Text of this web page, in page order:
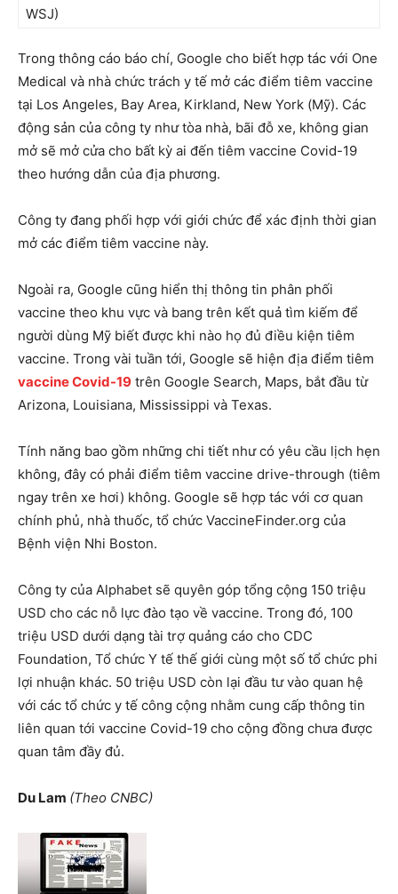
WSJ)
Trong thông cáo báo chí, Google cho biết hợp tác với One
Medical và nhà chức trách y tế mở các điểm tiêm vaccine
tại Los Angeles, Bay Area, Kirkland, New York (Mỹ). Các
động sản của công ty như tòa nhà, bãi đỗ xe, không gian
mở sẽ mở cửa cho bất kỳ ai đến tiêm vaccine Covid-19
theo hướng dẫn của địa phương.
Công ty đang phối hợp với giới chức để xác định thời gian
mở các điểm tiêm vaccine này.
Ngoài ra, Google cũng hiển thị thông tin phân phối
vaccine theo khu vực và bang trên kết quả tìm kiếm để
người dùng Mỹ biết được khi nào họ đủ điều kiện tiêm
vaccine. Trong vài tuần tới, Google sẽ hiện địa điểm tiêm
vaccine Covid-19 trên Google Search, Maps, bắt đầu từ
Arizona, Louisiana, Mississippi và Texas.
Tính năng bao gồm những chi tiết như có yêu cầu lịch hẹn
không, đây có phải điểm tiêm vaccine drive-through (tiêm
ngay trên xe hơi) không. Google sẽ hợp tác với cơ quan
chính phủ, nhà thuốc, tổ chức VaccineFinder.org của
Bệnh viện Nhi Boston.
Công ty của Alphabet sẽ quyên góp tổng cộng 150 triệu
USD cho các nỗ lực đào tạo về vaccine. Trong đó, 100
triệu USD dưới dạng tài trợ quảng cáo cho CDC
Foundation, Tổ chức Y tế thế giới cùng một số tổ chức phi
lợi nhuận khác. 50 triệu USD còn lại đầu tư vào quan hệ
với các tổ chức y tế công cộng nhằm cung cấp thông tin
liên quan tới vaccine Covid-19 cho cộng đồng chưa được
quan tâm đầy đủ.
Du Lam (Theo CNBC)